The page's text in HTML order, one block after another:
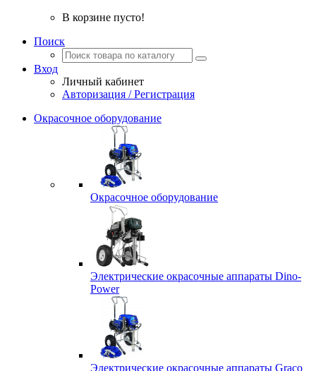
В корзине пусто!
Поиск
Вход
Личный кабинет
Авторизация / Регистрация
Окрасочное оборудование
Окрасочное оборудование
Электрические окрасочные аппараты Dino-
Power
Электрические окрасочные аппараты Graco